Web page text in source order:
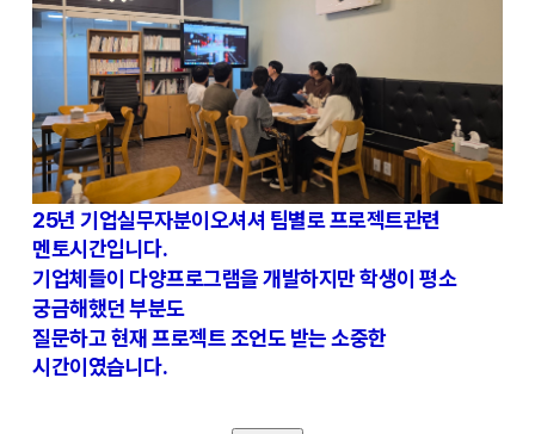
25년 기업실무자분이오셔셔 팀별로 프로젝트관련
멘토시간입니다.
기업체들이 다양프로그램을 개발하지만 학생이 평소
궁금해했던 부분도
질문하고 현재 프로젝트 조언도 받는 소중한
시간이였습니다.